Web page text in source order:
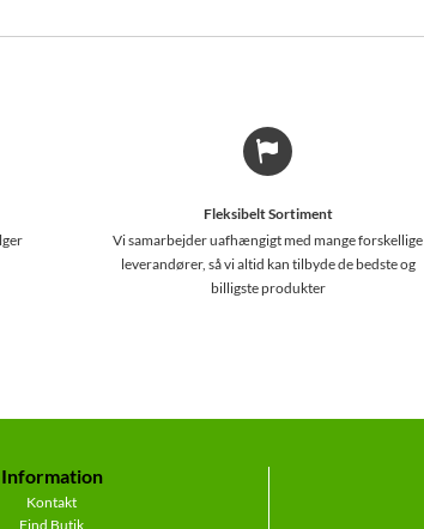
Fleksibelt Sortiment
Vi samarbejder uafhængigt med mange forskellige
leverandører, så vi altid kan tilbyde de bedste og
billigste produkter
Information
Kontakt
Find Butik